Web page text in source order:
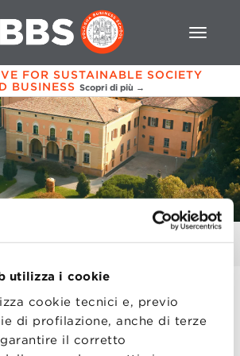
utilizza i cookie
cookie tecnici e, previo
di profilazione, anche di terze
il corretto
FOR SUSTAINABLE SOCIETY
BUSINESS Scopri di più →
IN CORSO 2022
a assunzioni per master
contraddistinte da(*)